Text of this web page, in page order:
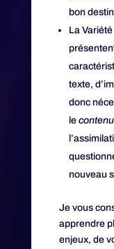
bon
La
texte,
donc
le contenu
nouveau
Je vous
apprendre
enjeux, de